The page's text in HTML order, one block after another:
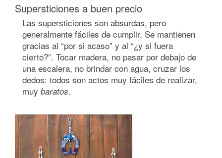
Supersticiones a buen precio
Las supersticiones son absurdas, pero
generalmente fáciles de cumplir. Se mantienen
gracias al “por si acaso” y al “¿y si fuera
cierto?”. Tocar madera, no pasar por debajo de
una escalera, no brindar con agua, cruzar los
dedos: todos son actos muy fáciles de realizar,
muy baratos.